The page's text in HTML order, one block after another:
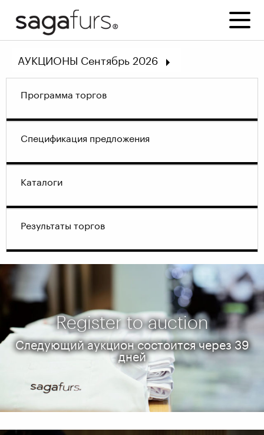
АУКЦИОНЫ Сентябрь 2026
Март 2026
December 2025
Сентябрь 2025
Все аукционы
Программа торгов
Спецификация предложения
Каталоги
Результаты торгов
Register to auction
Следующий аукцион состоится через 39
дней